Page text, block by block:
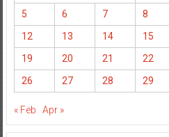
5 6 7 8
12
13 14 15
19
20 21 22
26
27 28 29
« Feb Apr »